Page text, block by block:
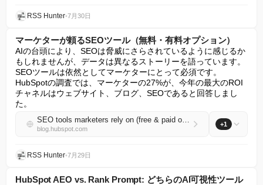
RSS Hunter•7月30日
マーケターが頼るSEOツール（無料・有料オプション）
AIの台頭により、SEOは脅威にさらされているように感じるか
もしれませんが、データは異なるストーリーを語っています。
SEOツールは依然としてマーケターにとって必須です。
HubSpotの調査では、マーケターの27%が、今年の最大のROI
チャネルはウェブサイト、ブログ、SEOであると回答しまし
た。
SEO tools marketers rely on (free & paid options)
blog.hubspot.com
+1
RSS Hunter•7月29日
HubSpot AEO vs. Rank Prompt: どちらのAI可視性ツール